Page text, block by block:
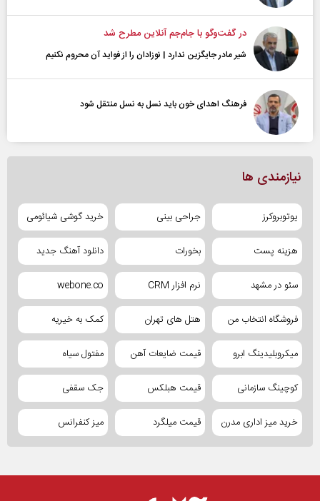
در گفت‌و‌گو با جام‌جم آنلاین مطرح شد
شیر مادر جایگزین ندارد | نوزادان را از فواید آن محروم نکنیم
فرهنگ اهدای خون باید نسل به نسل منتقل شود
نیازمندی ها
یوتوبروکرز جراحی بینی خرید گوشی شیائومی
هزینه پست بخورات دانلود آهنگ جدید
سئو در مشهد نرم افزار CRM webone.co
فروشگاه انتخاب من هتل های تهران کمک به خیریه
میکروبلیدینگ ابرو قیمت ضایعات آهن مفتول سیاه
کوچینگ سازمانی قیمت هبلکس جک سقفی
خرید میز اداری مدرن قیمت میلگرد میز کنفرانس